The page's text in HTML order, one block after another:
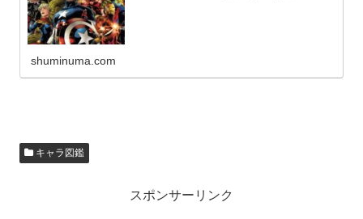
shuminuma.com
キャラ図鑑
スポンサーリンク